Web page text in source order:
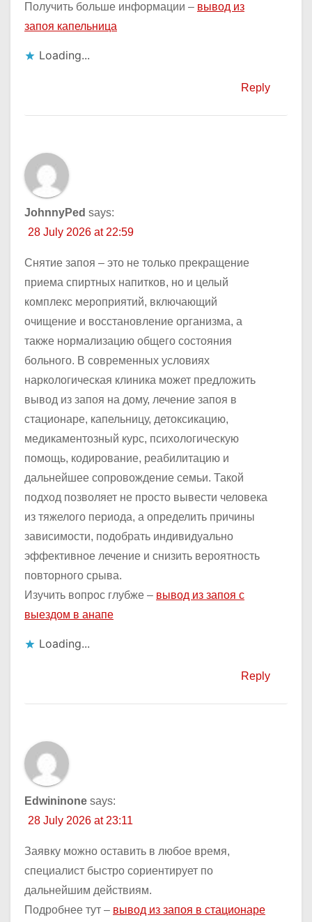
Получить больше информации – вывод из
запоя капельница
Loading...
Reply
JohnnyPed says:
28 July 2026 at 22:59
Снятие запоя – это не только прекращение
приема спиртных напитков, но и целый
комплекс мероприятий, включающий
очищение и восстановление организма, а
также нормализацию общего состояния
больного. В современных условиях
наркологическая клиника может предложить
вывод из запоя на дому, лечение запоя в
стационаре, капельницу, детоксикацию,
медикаментозный курс, психологическую
помощь, кодирование, реабилитацию и
дальнейшее сопровождение семьи. Такой
подход позволяет не просто вывести человека
из тяжелого периода, а определить причины
зависимости, подобрать индивидуально
эффективное лечение и снизить вероятность
повторного срыва.
Изучить вопрос глубже – вывод из запоя с
выездом в анапе
Loading...
Reply
Edwininone says:
28 July 2026 at 23:11
Заявку можно оставить в любое время,
специалист быстро сориентирует по
дальнейшим действиям.
Подробнее тут – вывод из запоя в стационаре